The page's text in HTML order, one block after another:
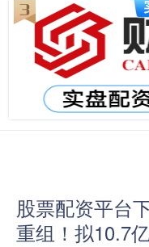
股票配资平台
重组！拟10.7